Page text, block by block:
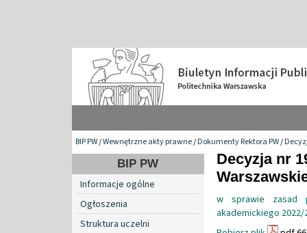
BIP PW/Wewnętrzne akty prawne/Dokumenty Rektora PW/
BIP PW
Informacje ogólne
Ogłoszenia
Struktura uczelni
Decyzja nr
w sprawie zasad
akademickiego 2022/